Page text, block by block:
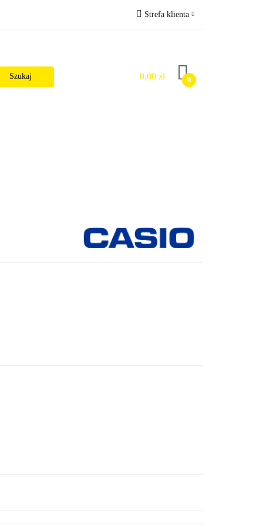
Strefa klienta
Zarejestruj się
Dodaj zgłoszenie
0,00 zł 0